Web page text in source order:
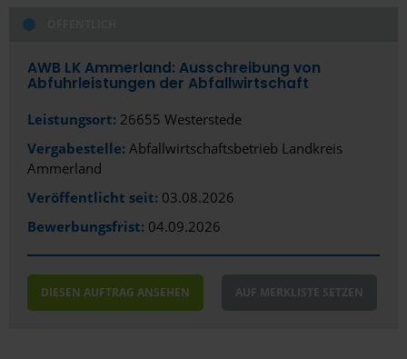
Alles anzeigen
Bundesland
Region
Ammerland
Öffentlich
AWB LK Ammerland: Ausschreibung von
Abfuhrleistungen der Abfallwirtschaft
Leistungsort: 26655 Westerstede
Vergabestelle: Abfallwirtschaftsbetrieb Landkreis
Ammerland
Veröffentlicht seit: 03.08.2026
Bewerbungsfrist: 04.09.2026
DIESEN AUFTRAG ANSEHEN AUF MERKLISTE SETZEN